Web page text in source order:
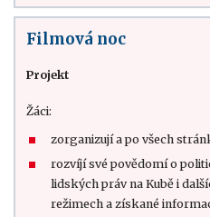
Filmová noc
Projekt
Žáci:
zorganizují a po všech
rozvíjí své povědomí o
lidských práv na Kubě i
režimech a získané